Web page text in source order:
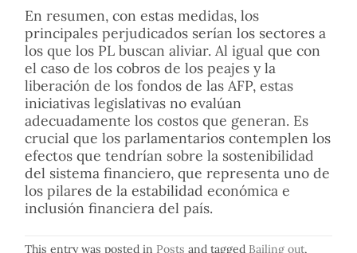
En resumen, con estas medidas, los
principales perjudicados serían los sectores a
los que los PL buscan aliviar. Al igual que con
el caso de los cobros de los peajes y la
liberación de los fondos de las AFP, estas
iniciativas legislativas no evalúan
adecuadamente los costos que generan. Es
crucial que los parlamentarios contemplen los
efectos que tendrían sobre la sostenibilidad
del sistema financiero, que representa uno de
los pilares de la estabilidad económica e
inclusión financiera del país.
This entry was posted in Posts and tagged Bailing out,